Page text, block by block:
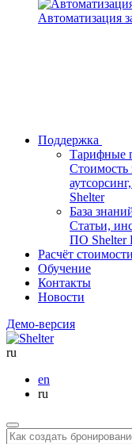
Автоматизация
Поддержка
Тарифные
Стоимость
Shelter
База
Статьи,
ПО Shelter
Расчёт стоимости
Обучение
Контакты
Новости
Демо-версия
ru
en
ru